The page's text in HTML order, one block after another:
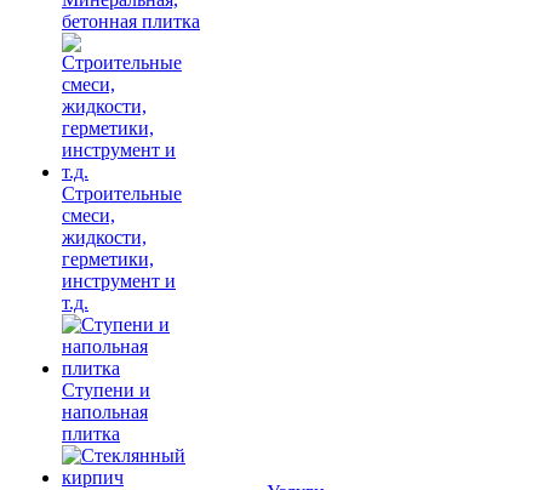
бетонная плитка
Строительные
смеси,
жидкости,
герметики,
инструмент и
т.д.
Ступени и
напольная
плитка